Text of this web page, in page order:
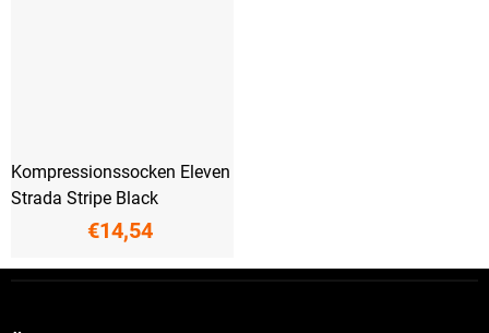
Kompressionssocken Eleven
Strada Stripe Black
€14,54